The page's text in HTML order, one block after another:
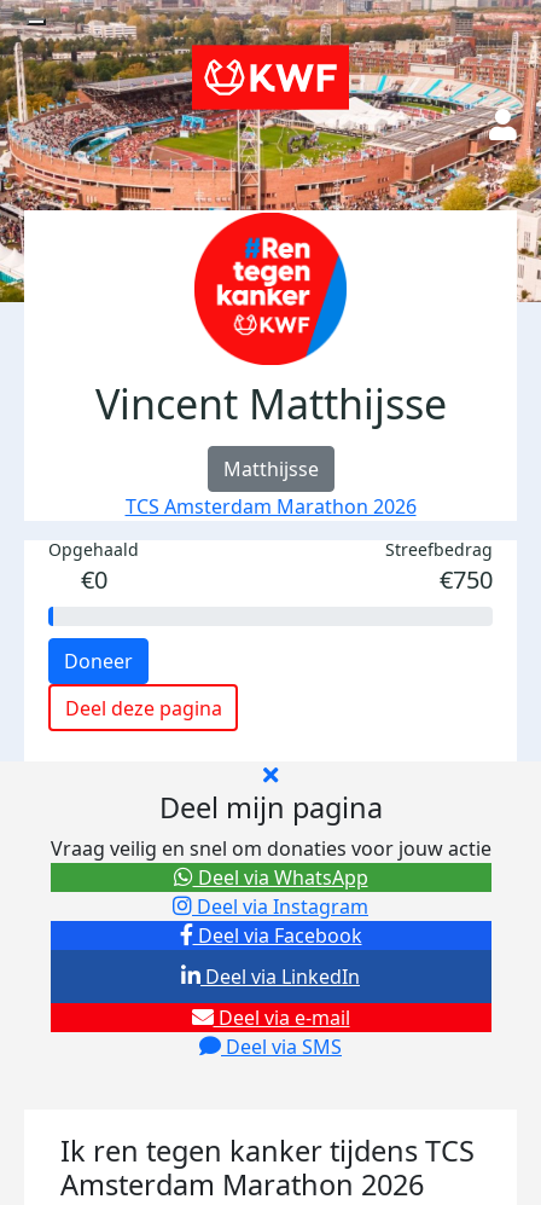
Vincent Matthijsse
Matthijsse
TCS Amsterdam Marathon 2026
Opgehaald
€0
Streefbedrag
€750
Doneer
Deel deze pagina
Deel mijn pagina
Vraag veilig en snel om donaties voor jouw actie
Deel via Facebook
Deel via Instagram
Deel via e-mail
Deel via SMS
Deel via LinkedIn
Deel via WhatsApp
Ik ren tegen kanker tijdens TCS
Amsterdam Marathon 2026